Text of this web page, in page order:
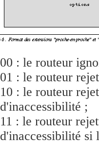
00 : le routeur
01 : le routeur
10 : le routeur
d'inaccessibilité ;
11 : le routeur
d'inaccessibilité si